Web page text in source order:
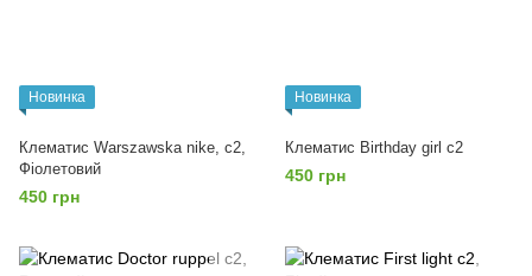
Новинка
Клематис Warszawska nike, с2,
Фіолетовий
450 грн
Новинка
Клематис Birthday girl с2
450 грн